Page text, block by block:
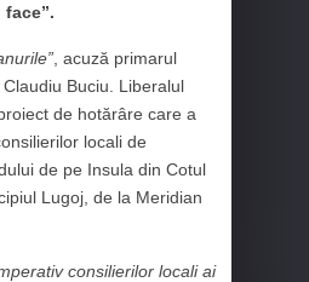
face”.
, acuză primarul
Buciu. Liberalul
de hotărâre care a
locali de
de pe Insula din Cotul
Lugoj, de la Meridian
consilierilor locali ai